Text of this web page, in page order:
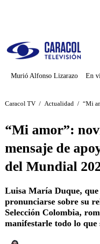
Murió Alfonso Lizarazo En
Caracol TV / Actualidad / “Mi
“Mi amor”:
mensaje de
del Mundial
Luisa María Duque,
pronunciarse sobre su
Selección Colombia,
manifestarle todo lo que